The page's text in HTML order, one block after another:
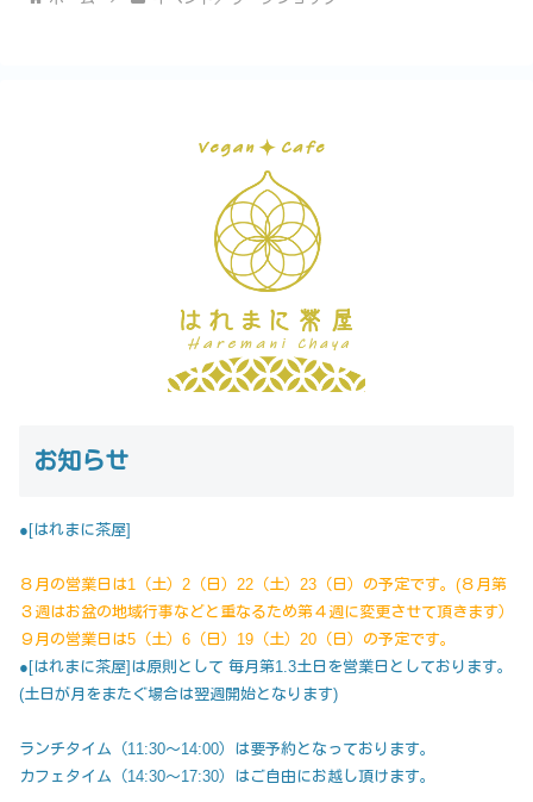
お知らせ
●[はれまに茶屋]
８月の営業日は1（土）2（日）22（土）23（日）の予定です。(８月第
３週はお盆の地域行事などと重なるため第４週に変更させて頂きます）
９月の営業日は5（土）6（日）19（土）20（日）の予定です。
●[はれまに茶屋]は原則として 毎月第1.3土日を営業日としております。
(土日が月をまたぐ場合は翌週開始となります)
ランチタイム（11:30～14:00）は要予約となっております。
カフェタイム（14:30～17:30）はご自由にお越し頂けます。